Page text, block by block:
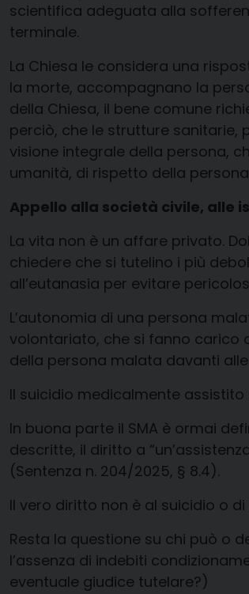
scientifica adeguata alla
terminale.
La Chiesa le considera una
la morte, accompagnano la
della Chiesa, il bene comune
perciò, che le strutture sanitarie,
visione integrale della persona,
umanità, di rispetto della
Appello alla società civile, alle
La vita non è un affare privato.
chiedere che si tutelino i più
all’eutanasia per evitare
L’autonomia di una persona
volontariato, che si fanno carico
della persona malata davanti
Il suicidio medicalmente assistito
In buona parte il SMA è ormai
descritte, il diritto a
(Sentenza n. 204/2025, § 8.4).
Il vero diritto non è al suicidio o
Resta la questione su chi può o
l’assenza di indebiti
eventuale giudice tutelare?)